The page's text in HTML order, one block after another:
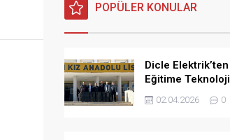
POPÜLER KONULAR
Dicle Elektrik’ten
Eğitime Teknoloji
Desteği
02.04.2026 0